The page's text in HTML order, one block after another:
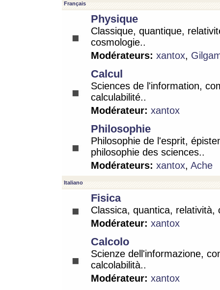
Français
Physique
Classique, quantique,
cosmologie..
Modérateurs: xantox,
Calcul
Sciences de l'information,
calculabilité..
Modérateur: xantox
Philosophie
Philosophie de l'esprit,
philosophie des sciences..
Modérateurs: xantox, Ache
Italiano
Fisica
Classica, quantica, relatività,
Modérateur: xantox
Calcolo
Scienze dell'informazione,
calcolabilità..
Modérateur: xantox